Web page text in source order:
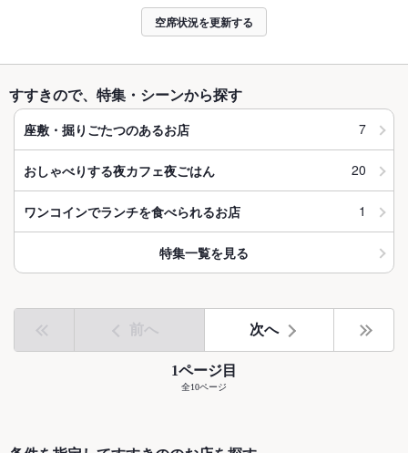
空席状況を更新する
すすきので、特集・シーンから探す
座敷・掘りごたつのあるお店 7
おしゃべりする夜カフェ夜ごはん 20
ワンコインでランチを食べられるお店 1
特集一覧を見る
前へ 次へ
1ページ目
全10ページ